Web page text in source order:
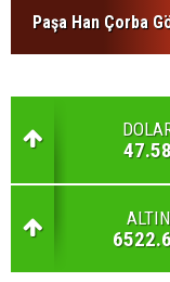
Paşa Han Çorba
ALTIN